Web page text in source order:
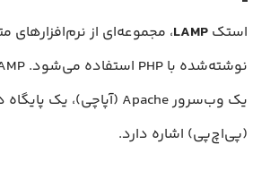
استکLAMP، مجموعه‌ای از نرم‌افزارهای
(پی‌اچ‌پی) اشاره دارد.